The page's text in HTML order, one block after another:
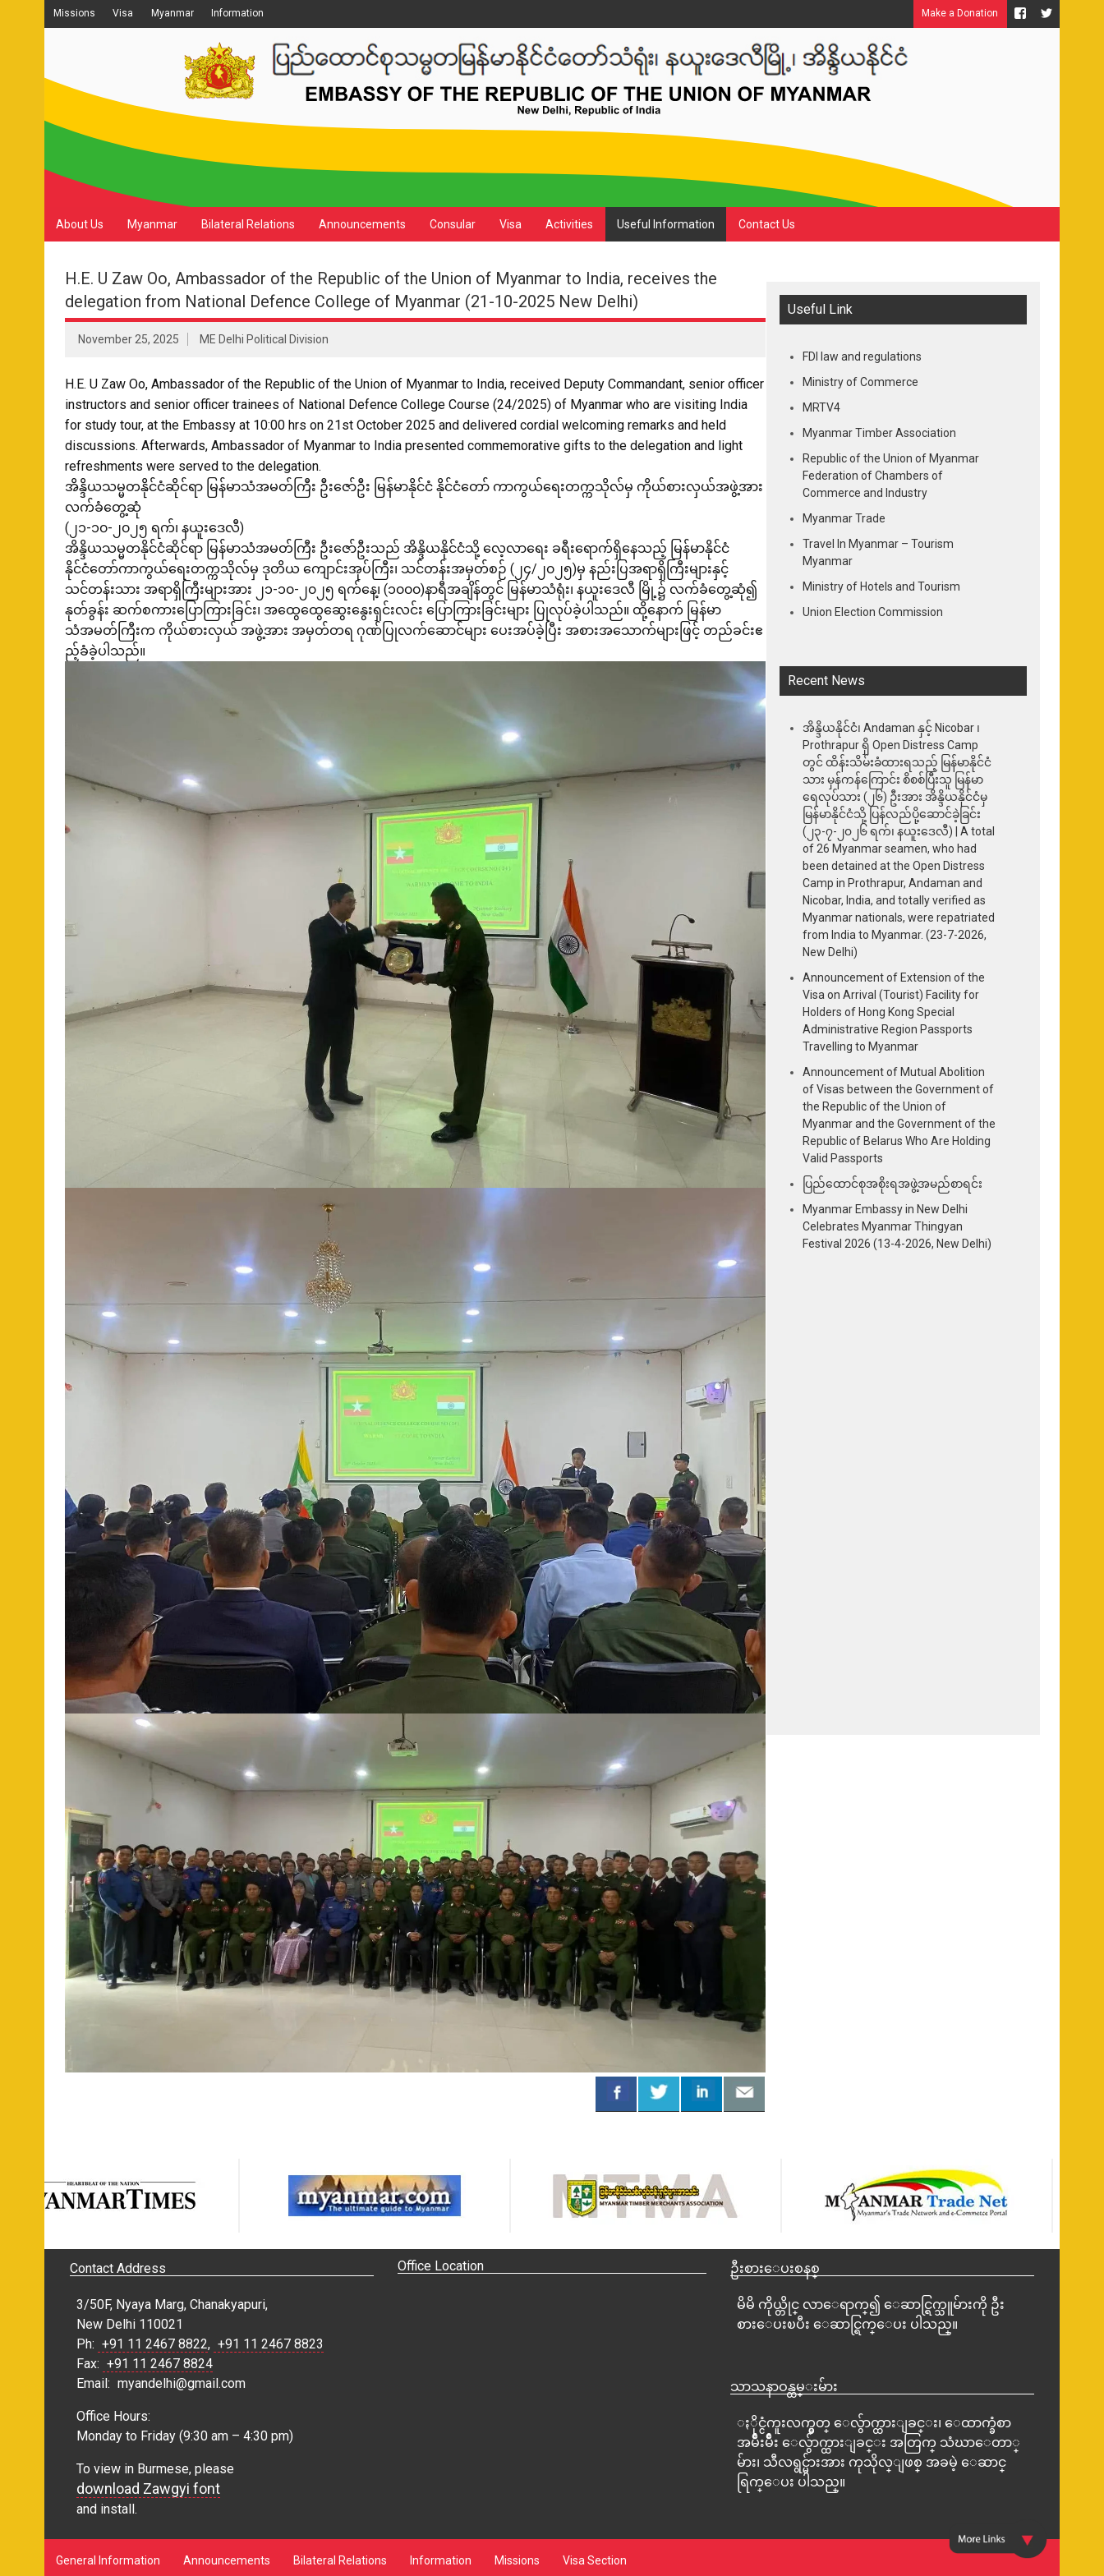
Missions Visa Myanmar Information Make a Donation
About Us Myanmar Bilateral Relations Announcements Consular Visa Activities Useful Information Contact Us
H.E. U Zaw Oo, Ambassador of the Republic of the Union of Myanmar to India, receives the
delegation from National Defence College of Myanmar (21-10-2025 New Delhi)
November 25, 2025 ME Delhi Political Division
H.E. U Zaw Oo, Ambassador of the Republic of the Union of Myanmar to India, received Deputy Commandant, senior officer
instructors and senior officer trainees of National Defence College Course (24/2025) of Myanmar who are visiting India
for study tour, at the Embassy at 10:00 hrs on 21st October 2025 and delivered cordial welcoming remarks and held
discussions. Afterwards, Ambassador of Myanmar to India presented commemorative gifts to the delegation and light
refreshments were served to the delegation.
အိန္ဒိယသမ္မတနိုင်ငံဆိုင်ရာ မြန်မာသံအမတ်ကြီး ဦးဇော်ဦး မြန်မာနိုင်ငံ နိုင်ငံတော် ကာကွယ်ရေးတက္ကသိုလ်မှ ကိုယ်စားလှယ်အဖွဲ့အား
လက်ခံတွေ့ဆုံ
(၂၁-၁၀-၂၀၂၅ ရက်၊ နယူးဒေလီ)
အိန္ဒိယသမ္မတနိုင်ငံဆိုင်ရာ မြန်မာသံအမတ်ကြီး ဦးဇော်ဦးသည် အိန္ဒိယနိုင်ငံသို့ လေ့လာရေး ခရီးရောက်ရှိနေသည့် မြန်မာနိုင်ငံ
နိုင်ငံတော်ကာကွယ်ရေးတက္ကသိုလ်မှ ဒုတိယ ကျောင်းအုပ်ကြီး၊ သင်တန်းအမှတ်စဉ် (၂၄/၂၀၂၅)မှ နည်းပြအရာရှိကြီးများနှင့်
သင်တန်းသား အရာရှိကြီးများအား ၂၁-၁၀-၂၀၂၅ ရက်နေ့၊ (၁၀၀၀)နာရီအချိန်တွင် မြန်မာသံရုံး၊ နယူးဒေလီ မြို့၌ လက်ခံတွေ့ဆုံ၍
နုတ်ခွန်း ဆက်စကားပြောကြားခြင်း၊ အထွေထွေဆွေးနွေးရှင်းလင်း ပြောကြားခြင်းများ ပြုလုပ်ခဲ့ပါသည်။ ထို့နောက် မြန်မာ
သံအမတ်ကြီးက ကိုယ်စားလှယ် အဖွဲ့အား အမှတ်တရ ဂုဏ်ပြုလက်ဆောင်များ ပေးအပ်ခဲ့ပြီး အစားအသောက်များဖြင့် တည်ခင်းဧ
ည့်ခံခဲ့ပါသည်။
Useful Link
FDI law and regulations
Ministry of Commerce
MRTV4
Myanmar Timber Association
Republic of the Union of Myanmar
Federation of Chambers of
Commerce and Industry
Myanmar Trade
Travel In Myanmar – Tourism
Myanmar
Ministry of Hotels and Tourism
Union Election Commission
Recent News
အိန္ဒိယနိုင်ငံ၊ Andaman နှင့် Nicobar ၊
Prothrapur ရှိ Open Distress Camp
တွင် ထိန်းသိမ်းခံထားရသည့် မြန်မာနိုင်ငံ
သား မှန်ကန်ကြောင်း စိစစ်ပြီးသူ မြန်မာ
ရေလုပ်သား (၂၆) ဦးအား အိန္ဒိယနိုင်ငံမှ
မြန်မာနိုင်ငံသို့ ပြန်လည်ပို့ဆောင်ခဲ့ခြင်း
(၂၃-၇-၂၀၂၆ ရက်၊ နယူးဒေလီ) | A total
of 26 Myanmar seamen, who had
been detained at the Open Distress
Camp in Prothrapur, Andaman and
Nicobar, India, and totally verified as
Myanmar nationals, were repatriated
from India to Myanmar. (23-7-2026,
New Delhi)
Announcement of Extension of the
Visa on Arrival (Tourist) Facility for
Holders of Hong Kong Special
Administrative Region Passports
Travelling to Myanmar
Announcement of Mutual Abolition
of Visas between the Government of
the Republic of the Union of
Myanmar and the Government of the
Republic of Belarus Who Are Holding
Valid Passports
ပြည်ထောင်စုအစိုးရအဖွဲ့အမည်စာရင်း
Myanmar Embassy in New Delhi
Celebrates Myanmar Thingyan
Festival 2026 (13-4-2026, New Delhi)
Contact Address
3/50F, Nyaya Marg, Chanakyapuri,
New Delhi 110021
Ph: +91 11 2467 8822, +91 11 2467 8823
Fax: +91 11 2467 8824
Email: myandelhi@gmail.com
Office Hours:
Monday to Friday (9:30 am – 4:30 pm)
To view in Burmese, please
download Zawgyi font
and install.
Office Location ဦးစားေပးစနစ္
မိမိ ကိုယ္တိုင္ လာေရာက္၍ ေဆာင္ရြက္သူမ်ားကို ဦး
စားေပးၿပီး ေဆာင္ရြက္ေပး ပါသည္။
သာသနာဝန္ထမ္းမ်ား
ႏိုင္ငံကူးလက္မွတ္ ေလွ်ာက္ထားျခင္း၊ ေထာက္ခံစာ
အမ်ိဳးမ်ိဳး ေလွ်ာက္ထားျခင္း အတြက္ သံဃာေတာ္
မ်ား၊ သီလရွင္မ်ားအား ကုသိုလ္ျဖစ္ အခမဲ့ ေဆာင္
ရြက္ေပး ပါသည္။
General Information Announcements Bilateral Relations Information Missions Visa Section